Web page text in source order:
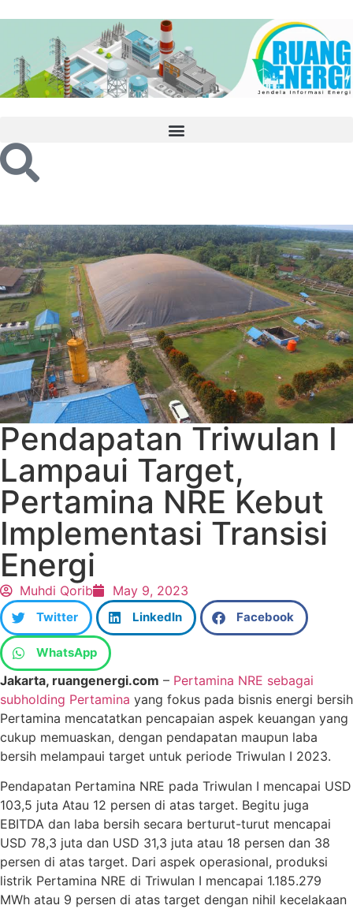
Pendapatan Triwulan I
Lampaui Target,
Pertamina NRE Kebut
Implementasi Transisi
Energi
Muhdi Qorib May 9, 2023
Twitter LinkedIn Facebook
WhatsApp
Jakarta, ruangenergi.com – Pertamina NRE sebagai
subholding Pertamina yang fokus pada bisnis energi bersih
Pertamina mencatatkan pencapaian aspek keuangan yang
cukup memuaskan, dengan pendapatan maupun laba
bersih melampaui target untuk periode Triwulan I 2023.
Pendapatan Pertamina NRE pada Triwulan I mencapai USD
103,5 juta Atau 12 persen di atas target. Begitu juga
EBITDA dan laba bersih secara berturut-turut mencapai
USD 78,3 juta dan USD 31,3 juta atau 18 persen dan 38
persen di atas target. Dari aspek operasional, produksi
listrik Pertamina NRE di Triwulan I mencapai 1.185.279
MWh atau 9 persen di atas target dengan nihil kecelakaan